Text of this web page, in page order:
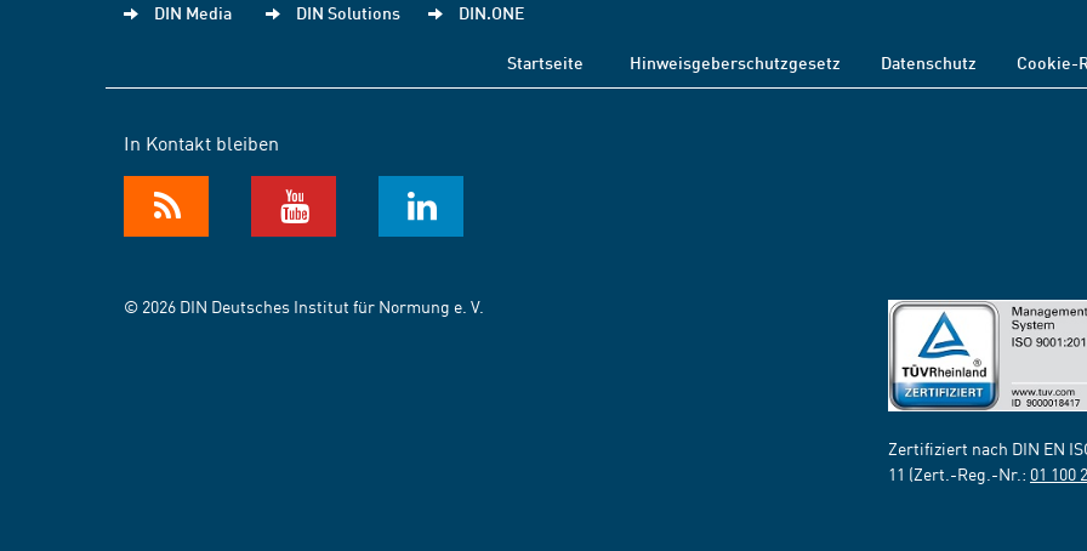
DIN Media DIN Solutions DIN.ONE
Startseite Hinweisgeberschutzgesetz Datenschutz Cookie-
In Kontakt bleiben
© 2026 DIN Deutsches Institut für Normung e. V.
Zertifiziert nach DIN EN
11 (Zert.-Reg.-Nr.: 01 100